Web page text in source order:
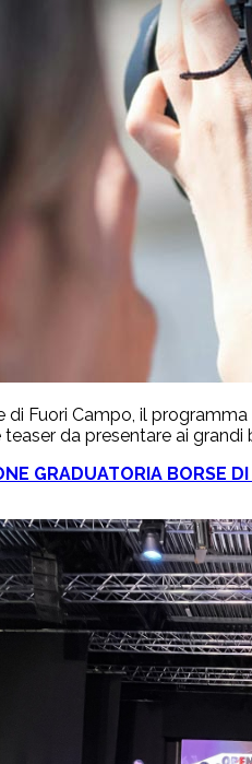
di Fuori Campo, il
da presentare ai
GRADUATORIA BORSE